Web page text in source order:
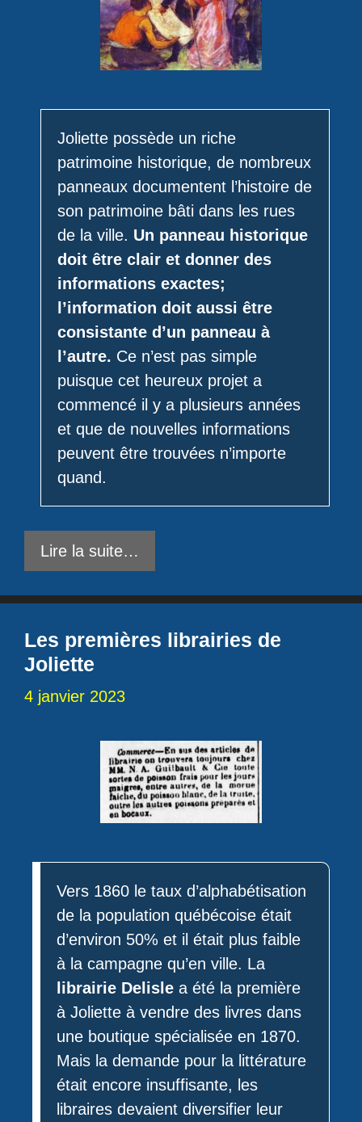
Joliette possède un riche
patrimoine historique, de nombreux
panneaux documentent l’histoire de
son patrimoine bâti dans les rues
de la ville. Un panneau historique
doit être clair et donner des
informations exactes;
l’information doit aussi être
consistante d’un panneau à
l’autre. Ce n’est pas simple
puisque cet heureux projet a
commencé il y a plusieurs années
et que de nouvelles informations
peuvent être trouvées n’importe
quand.
Lire la suite…
Les premières librairies de
Joliette
4 janvier 2023
Vers 1860 le taux d’alphabétisation
de la population québécoise était
d’environ 50% et il était plus faible
à la campagne qu’en ville. La
librairie Delisle a été la première
à Joliette à vendre des livres dans
une boutique spécialisée en 1870.
Mais la demande pour la littérature
était encore insuffisante, les
libraires devaient diversifier leur